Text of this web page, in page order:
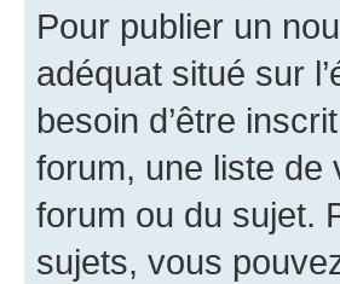
Pour publier un
adéquat situé sur
besoin d’être
forum, une liste de
forum ou du sujet.
sujets, vous